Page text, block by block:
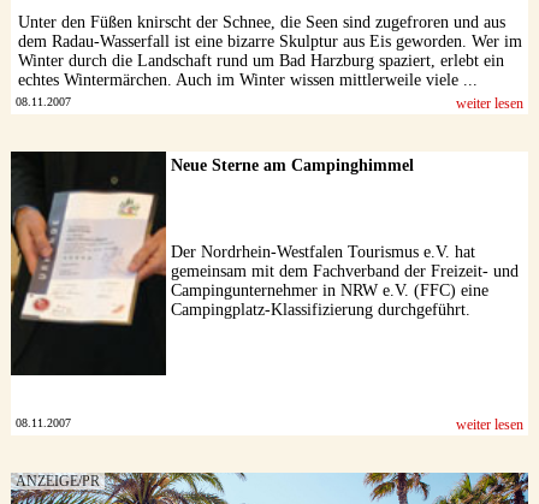
Unter den Füßen knirscht der Schnee, die Seen sind zugefroren und aus
dem Radau-Wasserfall ist eine bizarre Skulptur aus Eis geworden. Wer im
Winter durch die Landschaft rund um Bad Harzburg spaziert, erlebt ein
echtes Wintermärchen. Auch im Winter wissen mittlerweile viele ...
08.11.2007 weiter lesen
Neue Sterne am Campinghimmel
Der Nordrhein-Westfalen Tourismus e.V. hat
gemeinsam mit dem Fachverband der Freizeit- und
Campingunternehmer in NRW e.V. (FFC) eine
Campingplatz-Klassifizierung durchgeführt.
08.11.2007 weiter lesen